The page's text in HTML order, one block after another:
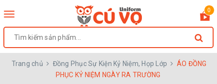
Toggle
0
Trang chủ Đồng Phục Sự Kiện Kỷ Niệm, Họp Lớp
ÁO ĐỒNG
PHỤC KỶ NIỆM NGÀY RA TRƯỜNG